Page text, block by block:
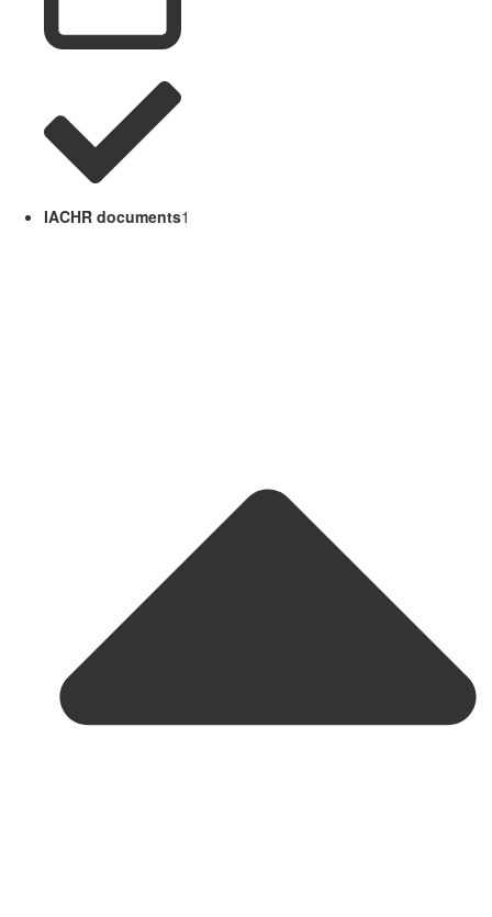
IACHR documents1